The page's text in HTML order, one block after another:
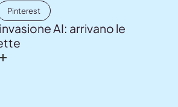
Pinterest
AI: arrivano le